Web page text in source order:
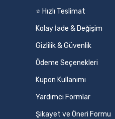
⭐ Hızlı Teslimat
Kolay İade & Değişim
Gizlilik & Güvenlik
Ödeme Seçenekleri
Kupon Kullanımı
Yardımcı Formlar
Şikayet ve Öneri Formu